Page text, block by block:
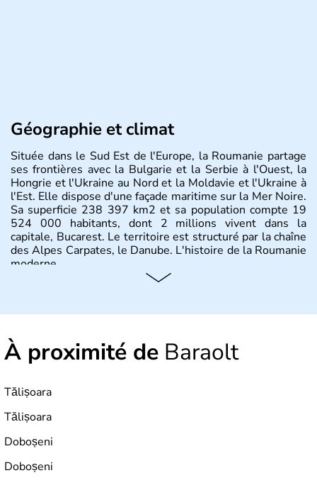
Géographie et climat
Située dans le Sud Est de l'Europe, la Roumanie partage
ses frontières avec la Bulgarie et la Serbie à l'Ouest, la
Hongrie et l'Ukraine au Nord et la Moldavie et l'Ukraine à
l'Est. Elle dispose d'une façade maritime sur la Mer Noire.
Sa superficie 238 397 km2 et sa population compte 19
524 000 habitants, dont 2 millions vivent dans la
capitale, Bucarest. Le territoire est structuré par la chaîne
des Alpes Carpates, le Danube. L'histoire de la Roumanie
moderne.
À proximité de Baraolt
Tălișoara
Tălișoara
Doboșeni
Doboșeni